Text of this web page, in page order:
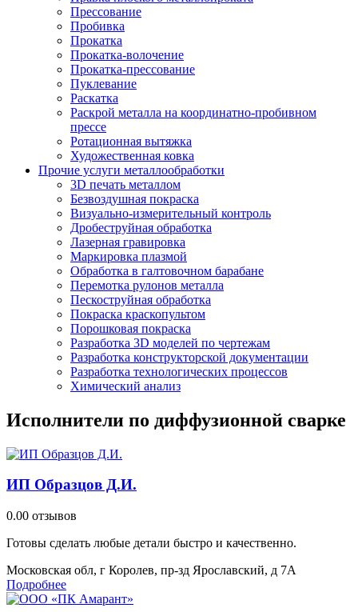
Прессование
Пробивка
Прокатка
Прокатка-волочение
Прокатка-прессование
Пуклевание
Раскатка
Раскрой металла на координатно-пробивном
прессе
Ротационная вытяжка
Художественная ковка
Прочие услуги металлообработки
3D печать металлом
Безвоздушная покраска
Визуально-измерительный контроль
Дробеструйная обработка
Лазерная гравировка
Маркировка плазмой
Обработка в галтовочном барабане
Перемотка рулонов металла
Пескоструйная обработка
Покраска краскопультом
Порошковая покраска
Разработка 3D моделей по чертежам
Разработка конструкторской документации
Разработка технологических процессов
Химический анализ
Исполнители по диффузионной сварке
ИП Образцов Д.И.
0.00 отзывов
Готовы сделать любые детали быстро и качественно.
Московская обл, г Королев, пр-зд Ярославский, д 7А
Подробнее